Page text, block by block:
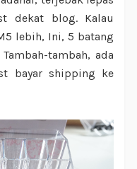
dekat blog. Kalau
lebih, Ini, 5 batang
tambah, ada
bayar shipping ke